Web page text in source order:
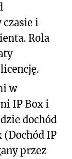
i
Rola
w
IP Box i
dochód
(Dochód IP
przez